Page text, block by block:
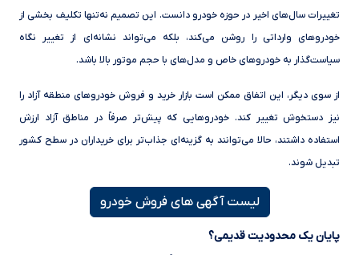
تغییرات سال‌های اخیر در حوزه خودرو دانست. این تصمیم نه‌تنها تکلیف بخشی از
خودروهای وارداتی را روشن می‌کند، بلکه می‌تواند نشانه‌ای از تغییر نگاه
سیاست‌گذار به خودروهای خاص و مدل‌های با حجم موتور بالا باشد.
از سوی دیگر، این اتفاق ممکن است بازار خرید و فروش خودروهای منطقه آزاد را
نیز دستخوش تغییر کند. خودروهایی که پیش‌تر صرفاً در مناطق آزاد ارزش
استفاده داشتند، حالا می‌توانند به گزینه‌ای جذاب‌تر برای خریداران در سطح کشور
تبدیل شوند.
لیست آگهی های فروش خودرو
پایان یک محدودیت قدیمی؟